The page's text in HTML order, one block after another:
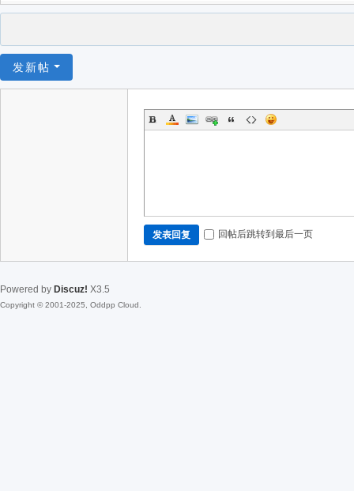
发新帖
发表回复 回帖后跳转到最后一页
Powered by Discuz! X3.5
Copyright © 2001-2025, Oddpp Cloud.